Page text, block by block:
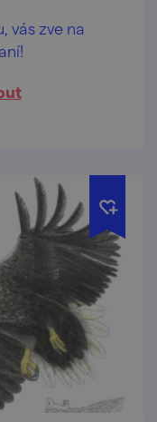
vás zve na